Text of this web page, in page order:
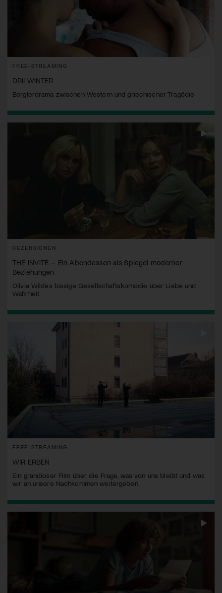
FREE-STREAMING
DRII WINTER
Berglerdrama zwischen Western und griechischer Tragödie
REZENSIONEN
THE INVITE – Ein Abendessen als Spiegel moderner
Beziehungen
Olivia Wildes bissige Gesellschaftskomödie über Liebe und
Wahrheit
FREE-STREAMING
WIR ERBEN
Ein grandioser Film über die Frage, was von uns bleibt und was
wir an unsere Nachkommen weitergeben.